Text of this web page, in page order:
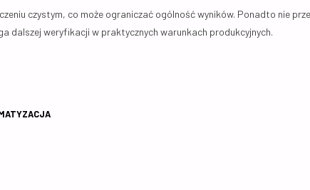
czystym, co może ograniczać ogólność wyników. Ponadto nie
dalszej weryfikacji w praktycznych warunkach produkcyjnych.